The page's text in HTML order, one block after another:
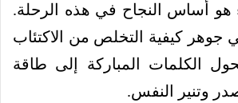
هو أساس النجاح في هذه الرحلة.
كيفية التخلص من الاكتئاب
الكلمات المباركة إلى طاقة
وتنير النفس.